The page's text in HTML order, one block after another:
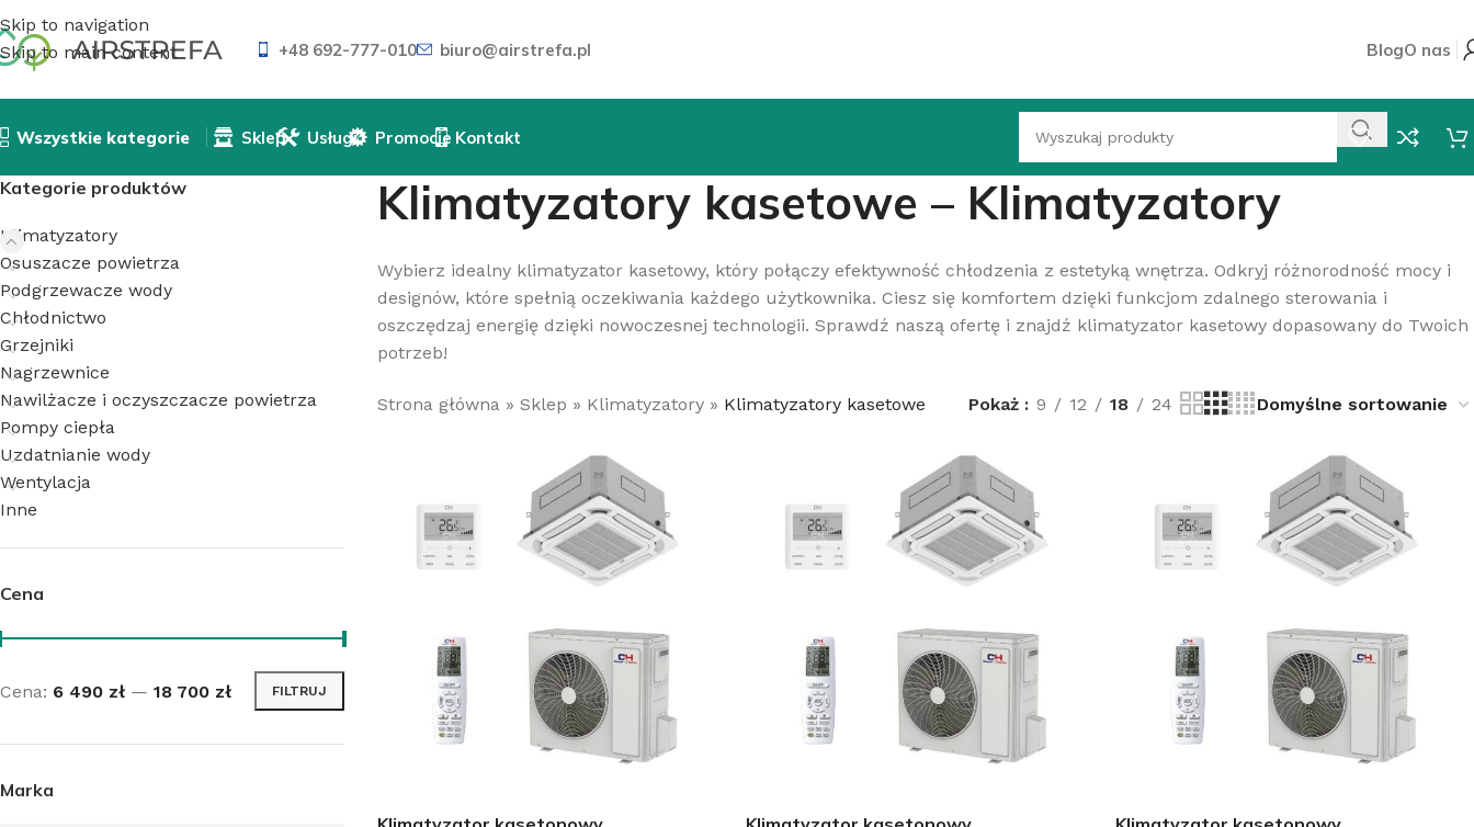
Skip to navigation
Skip to main content
+48 692-777-010 biuro@airstrefa.pl BlogO nas
Wszystkie kategorie Sklep Usługi Promocje Kontakt
Kategorie produktów
Klimatyzatory
Osuszacze powietrza
Podgrzewacze wody
Chłodnictwo
Grzejniki
Nagrzewnice
Nawilżacze i oczyszczacze powietrza
Pompy ciepła
Uzdatnianie wody
Wentylacja
Inne
Cena
FILTRUJ
Cena: 6 490 zł — 18 700 zł
Marka
Klimatyzatory kasetowe – Klimatyzatory
Wybierz idealny klimatyzator kasetowy, który połączy efektywność chłodzenia z estetyką wnętrza. Odkryj różnorodność mocy i
designów, które spełnią oczekiwania każdego użytkownika. Ciesz się komfortem dzięki funkcjom zdalnego sterowania i
oszczędzaj energię dzięki nowoczesnej technologii. Sprawdź naszą ofertę i znajdź klimatyzator kasetowy dopasowany do Twoich
potrzeb!
Strona główna» Sklep » Klimatyzatory» Klimatyzatory kasetowe Pokaż 9 12 18 24